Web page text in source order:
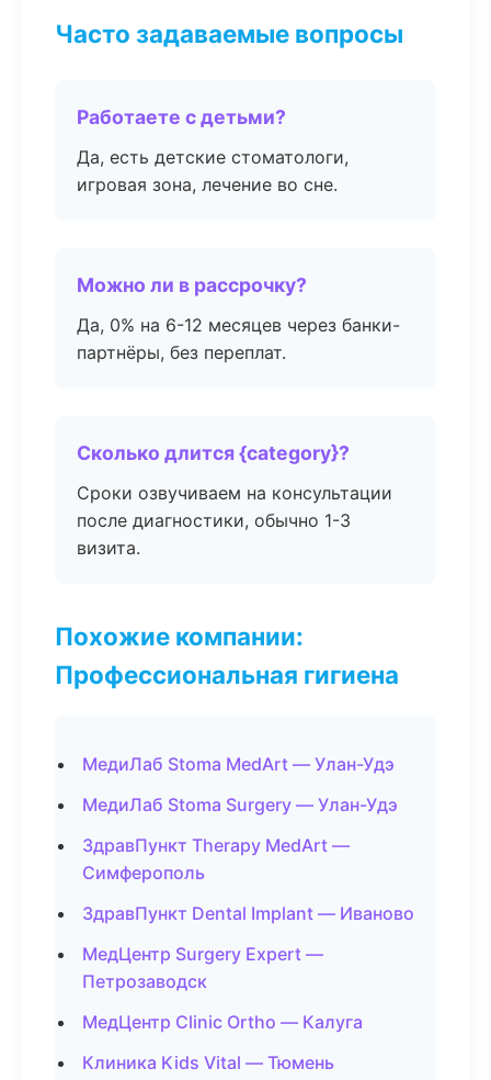
Часто задаваемые вопросы
Работаете с детьми?
Да, есть детские стоматологи,
игровая зона, лечение во сне.
Можно ли в рассрочку?
Да, 0% на 6-12 месяцев через банки-
партнёры, без переплат.
Сколько длится {category}?
Сроки озвучиваем на консультации
после диагностики, обычно 1-3
визита.
Похожие компании:
Профессиональная гигиена
МедиЛаб Stoma MedArt — Улан-Удэ
МедиЛаб Stoma Surgery — Улан-Удэ
ЗдравПункт Therapy MedArt —
Симферополь
ЗдравПункт Dental Implant — Иваново
МедЦентр Surgery Expert —
Петрозаводск
МедЦентр Clinic Ortho — Калуга
Клиника Kids Vital — Тюмень